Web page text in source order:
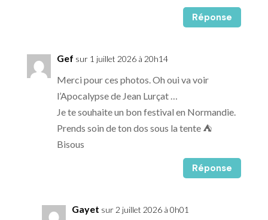
Réponse
Gef sur 1 juillet 2026 à 20h14
Merci pour ces photos. Oh oui va voir
l’Apocalypse de Jean Lurçat …
Je te souhaite un bon festival en Normandie.
Prends soin de ton dos sous la tente ⛺️
Bisous
Réponse
Gayet sur 2 juillet 2026 à 0h01